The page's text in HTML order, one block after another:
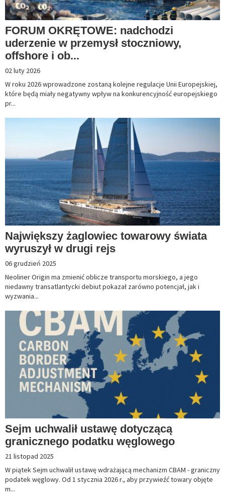
FORUM OKRĘTOWE: nadchodzi
uderzenie w przemysł stoczniowy,
offshore i ob...
02 luty 2026
W roku 2026 wprowadzone zostaną kolejne regulacje Unii Europejskiej,
które będą miały negatywny wpływ na konkurencyjność europejskiego
pr...
Największy żaglowiec towarowy świata
wyruszył w drugi rejs
06 grudzień 2025
Neoliner Origin ma zmienić oblicze transportu morskiego, a jego
niedawny transatlantycki debiut pokazał zarówno potencjał, jak i
wyzwania...
Sejm uchwalił ustawę dotyczącą
granicznego podatku węglowego
21 listopad 2025
W piątek Sejm uchwalił ustawę wdrażającą mechanizm CBAM - graniczny
podatek węglowy. Od 1 stycznia 2026 r., aby przywieźć towary objęte
m...